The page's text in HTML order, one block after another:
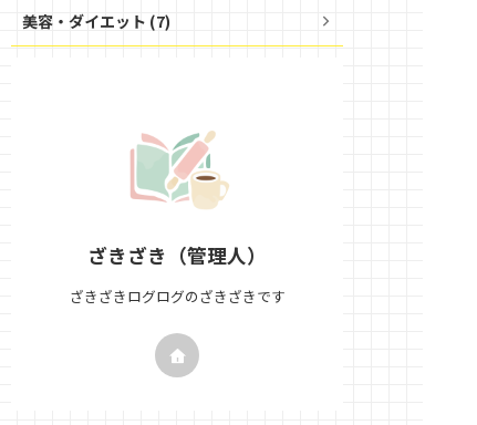
美容・ダイエット (7)
ざきざき（管理人）
ざきざきログログのざきざきです